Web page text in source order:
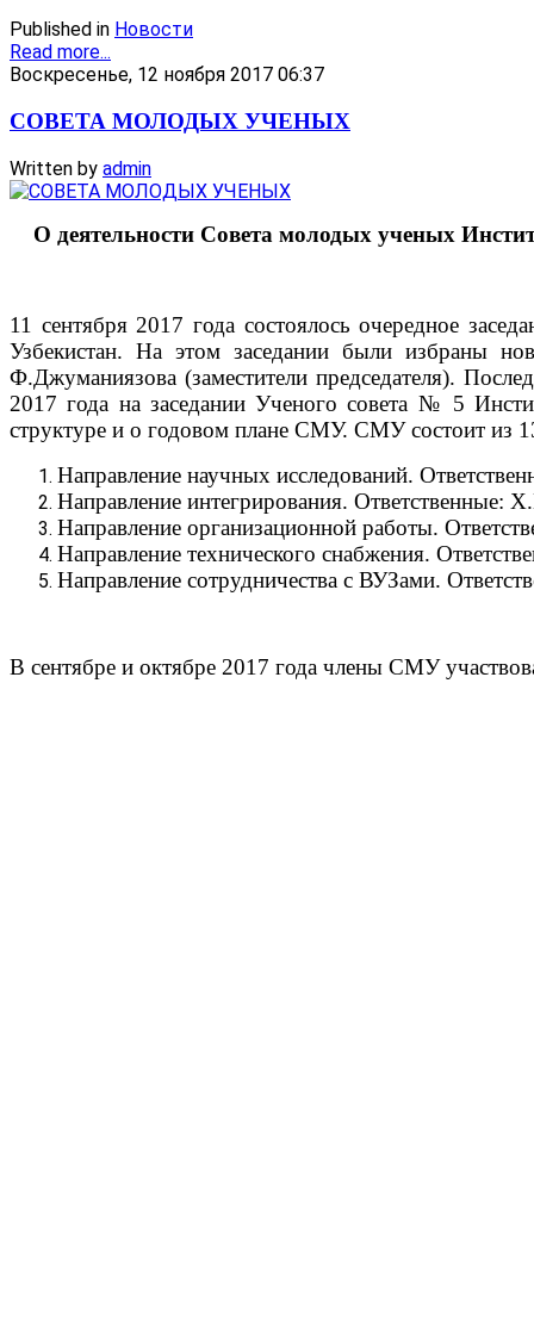
Published in Новости
Read more...
Воскресенье, 12 ноября 2017 06:37
СОВЕТА МОЛОДЫХ УЧЕНЫХ
Written by admin
О деятельности Совета молодых ученых
11 сентября 2017 года состоялось очередное
Узбекистан. На этом заседании были избраны
Ф.Джуманиязова (заместители председателя).
2017 года на заседании Ученого совета № 5
структуре и о годовом плане СМУ. СМУ состоит из
Направление научных исследований.
Направление интегрирования. Ответственные:
Направление организационной работы.
Направление технического снабжения.
Направление сотрудничества с ВУЗами.
В сентябре и октябре 2017 года члены СМУ